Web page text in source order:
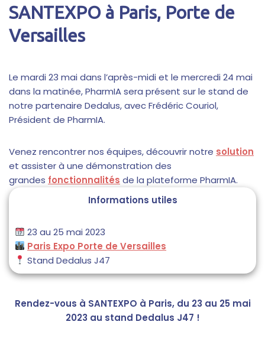
SANTEXPO à Paris, Porte de
Versailles
Le mardi 23 mai dans l’après-midi et le mercredi 24 mai
dans la matinée, PharmIA sera présent sur le stand de
notre partenaire Dedalus, avec Frédéric Couriol,
Président de PharmIA.
Venez rencontrer nos équipes, découvrir notre solution
et assister à une démonstration des
grandes fonctionnalités de la plateforme PharmIA.
Informations utiles
23 au 25 mai 2023
Paris Expo Porte de Versailles
Stand Dedalus J47
Rendez-vous à SANTEXPO à Paris, du 23 au 25 mai
2023 au stand Dedalus J47 !